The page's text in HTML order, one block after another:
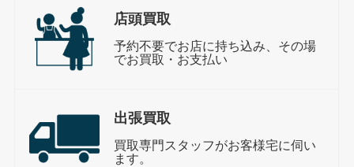
店頭買取
予約不要でお店に持ち込み、その場
でお買取・お支払い
出張買取
買取専門スタッフがお客様宅に伺い
ます。